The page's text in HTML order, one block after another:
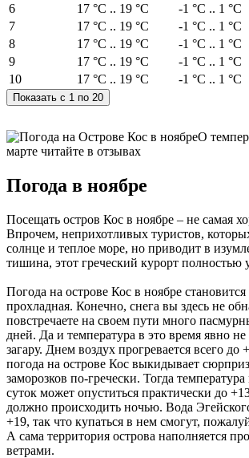
6
17 °C .. 19 °C -1 °C .. 1 °C
7
17 °C .. 19 °C -1 °C .. 1 °C
8
17 °C .. 19 °C -1 °C .. 1 °C
9
17 °C .. 19 °C -1 °C .. 1 °C
10
17 °C .. 19 °C -1 °C .. 1 °C
О
марте читайте в отзывах
Погода в ноябре
Посещать остров Кос в ноябре – не самая
Впрочем, неприхотливых туристов,
солнце и теплое море, но приводит в
тишина, этот греческий курорт полностью
Погода на острове Кос в ноябре
прохладная. Конечно, снега вы здесь не
повстречаете на своем пути много
дней. Да и температура в это время явно не
загару. Днем воздух прогревается всего до
погода на острове Кос выкидывает
заморозков по-гречески. Тогда
суток может опуститься практически до
должно происходить ночью. Вода
+19, так что купаться в нем смогут,
А сама территория острова наполняется
ветрами.